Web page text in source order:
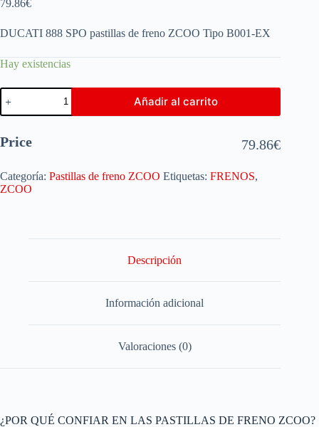
79.86€
DUCATI 888 SPO pastillas de freno ZCOO Tipo B001-EX
Hay existencias
Añadir al carrito
Price 79.86€
Categoría: Pastillas de freno ZCOO Etiquetas: FRENOS,
ZCOO
Descripción
Información adicional
Valoraciones (0)
¿POR QUÉ CONFIAR EN LAS PASTILLAS DE FRENO ZCOO?